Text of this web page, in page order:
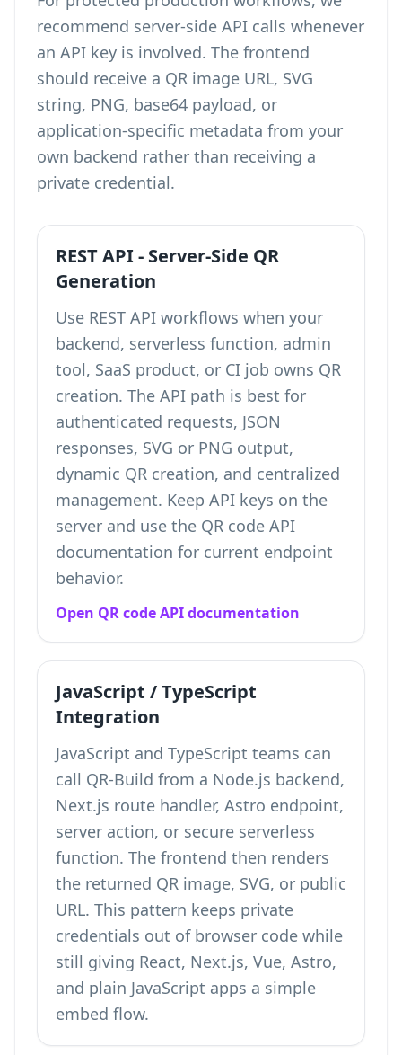
recommend server-side API calls whenever
an API key is involved. The frontend
should receive a QR image URL, SVG
string, PNG, base64 payload, or
application-specific metadata from your
own backend rather than receiving a
private credential.
REST API - Server-Side QR
Generation
Use REST API workflows when your
backend, serverless function, admin
tool, SaaS product, or CI job owns QR
creation. The API path is best for
authenticated requests, JSON
responses, SVG or PNG output,
dynamic QR creation, and centralized
management. Keep API keys on the
server and use the QR code API
documentation for current endpoint
behavior.
Open QR code API documentation
JavaScript / TypeScript
Integration
JavaScript and TypeScript teams can
call QR-Build from a Node.js backend,
Next.js route handler, Astro endpoint,
server action, or secure serverless
function. The frontend then renders
the returned QR image, SVG, or public
URL. This pattern keeps private
credentials out of browser code while
still giving React, Next.js, Vue, Astro,
and plain JavaScript apps a simple
embed flow.